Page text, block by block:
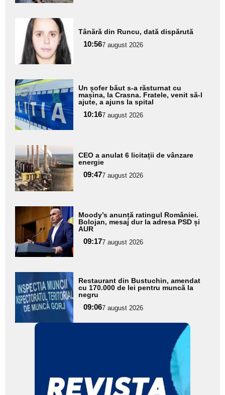
Adaugă
aici textul
pentru
subtitlu
Tânără din Runcu, dată dispărută
10:567 august 2026
Adaugă
aici textul
pentru
subtitlu
Un șofer băut s-a răsturnat cu
mașina, la Crasna. Fratele, venit să-l
ajute, a ajuns la spital
10:167 august 2026
Adaugă
aici textul
pentru
subtitlu
CEO a anulat 6 licitații de vânzare
energie
09:477 august 2026
Adaugă
aici textul
pentru
subtitlu
Moody’s anunță ratingul României.
Bolojan, mesaj dur la adresa PSD și
AUR
09:177 august 2026
Adaugă
aici textul
pentru
subtitlu
Restaurant din Bustuchin, amendat
cu 170.000 de lei pentru muncă la
negru
09:067 august 2026